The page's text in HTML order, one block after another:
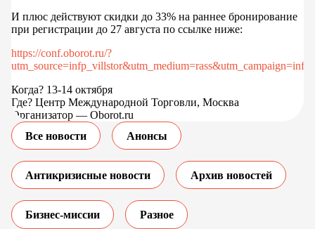
И плюс действуют скидки до 33% на раннее бронирование
при регистрации до 27 августа по ссылке ниже:
https://conf.oborot.ru/?
Когда? 13-14 октября
Где? Центр Международной Торговли, Москва
Организатор — Oborot.ru
Все новости
Анонсы
Антикризисные новости Архив новостей
Бизнес-миссии Разное